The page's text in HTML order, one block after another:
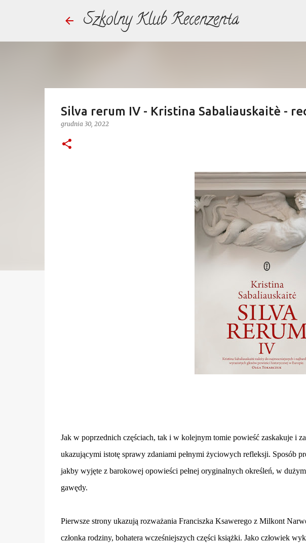
Szkolny Klub Recenzenta
Silva rerum IV - Kristina Sabaliauskaitè -
grudnia 30, 2022
Jak w poprzednich częściach, tak i w kolejnym tomie powieść zaskakuje i
ukazującymi istotę sprawy zdaniami pełnymi życiowych refleksji. Sposób
jakby wyjęte z barokowej opowieści pełnej oryginalnych określeń, w
gawędy.
Pierwsze strony ukazują rozważania Franciszka Ksawerego z Milkont
członka rodziny, bohatera wcześniejszych części książki. Jako człowiek